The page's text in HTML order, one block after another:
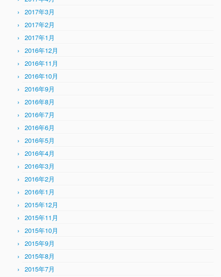
2017年3月
2017年2月
2017年1月
2016年12月
2016年11月
2016年10月
2016年9月
2016年8月
2016年7月
2016年6月
2016年5月
2016年4月
2016年3月
2016年2月
2016年1月
2015年12月
2015年11月
2015年10月
2015年9月
2015年8月
2015年7月